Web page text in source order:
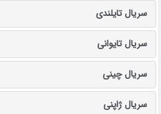
سریال تایلندی
سریال تایوانی
سریال چینی
سریال ژاپنی